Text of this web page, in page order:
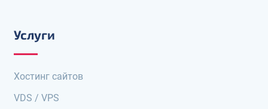
Услуги
Хостинг сайтов
VDS / VPS